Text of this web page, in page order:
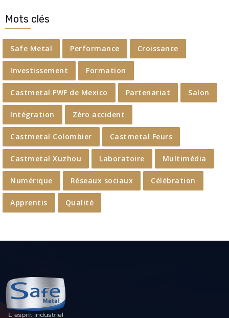
Mots clés
Safe Metal Performance Croissance
Investissement Formation
Castmetal FWF de Mexico Partenariat Salon
Intégration Zéro accident
Castmetal Colombier Castmetal Feurs
Castmetal Xuzhou Laboratoire Multimédia
Numérique Réseaux sociaux Célébration
Apprentis Qualité